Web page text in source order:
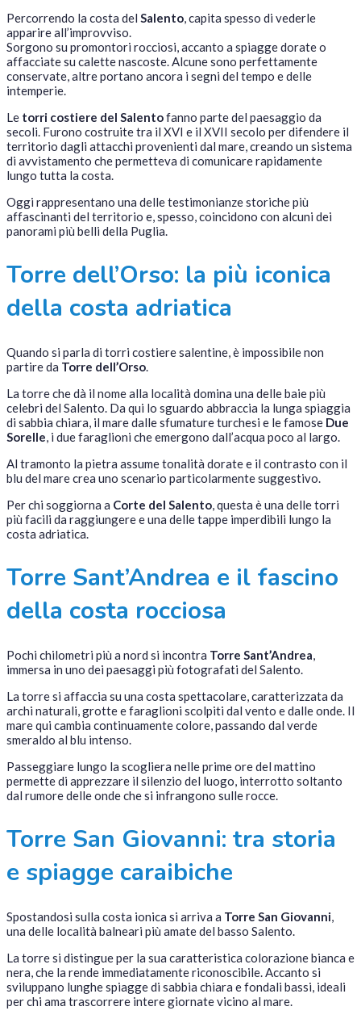
Percorrendo la costa del Salento, capita spesso di vederle
apparire all’improvviso.
Sorgono su promontori rocciosi, accanto a spiagge dorate o
affacciate su calette nascoste. Alcune sono perfettamente
conservate, altre portano ancora i segni del tempo e delle
intemperie.
Le torri costiere del Salentofanno parte del paesaggio da
secoli. Furono costruite tra il XVI e il XVII secolo per difendere il
territorio dagli attacchi provenienti dal mare, creando un sistema
di avvistamento che permetteva di comunicare rapidamente
lungo tutta la costa.
Oggi rappresentano una delle testimonianze storiche più
affascinanti del territorio e, spesso, coincidono con alcuni dei
panorami più belli della Puglia.
Torre dell’Orso: la più iconica
della costa adriatica
Quando si parla di torri costiere salentine, è impossibile non
partire da Torre dell’Orso.
La torre che dà il nome alla località domina una delle baie più
celebri del Salento. Da qui lo sguardo abbraccia la lunga spiaggia
di sabbia chiara, il mare dalle sfumature turchesi e le famose Due
Sorelle, i due faraglioni che emergono dall’acqua poco al largo.
Al tramonto la pietra assume tonalità dorate e il contrasto con il
blu del mare crea uno scenario particolarmente suggestivo.
Per chi soggiorna a Corte del Salento, questa è una delle torri
più facili da raggiungere e una delle tappe imperdibili lungo la
costa adriatica.
Torre Sant’Andrea e il fascino
della costa rocciosa
Pochi chilometri più a nord si incontra Torre Sant’Andrea,
immersa in uno dei paesaggi più fotografati del Salento.
La torre si affaccia su una costa spettacolare, caratterizzata da
archi naturali, grotte e faraglioni scolpiti dal vento e dalle onde. Il
mare qui cambia continuamente colore, passando dal verde
smeraldo al blu intenso.
Passeggiare lungo la scogliera nelle prime ore del mattino
permette di apprezzare il silenzio del luogo, interrotto soltanto
dal rumore delle onde che si infrangono sulle rocce.
Torre San Giovanni: tra storia
e spiagge caraibiche
Spostandosi sulla costa ionica si arriva a Torre San Giovanni,
una delle località balneari più amate del basso Salento.
La torre si distingue per la sua caratteristica colorazione bianca e
nera, che la rende immediatamente riconoscibile. Accanto si
sviluppano lunghe spiagge di sabbia chiara e fondali bassi, ideali
per chi ama trascorrere intere giornate vicino al mare.